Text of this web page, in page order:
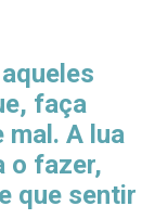
faça
A lua
o fazer,
que sentir